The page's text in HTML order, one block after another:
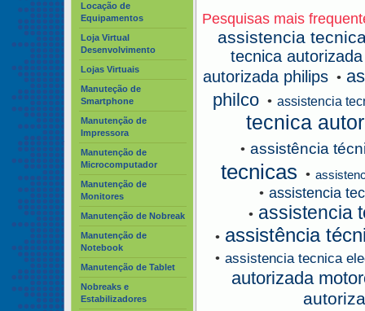
Locação de
Equipamentos
Loja Virtual
Desenvolvimento
Lojas Virtuais
Manuteção de
Smartphone
Manutenção de
Impressora
Manutenção de
Microcomputador
Manutenção de
Monitores
Manutenção de Nobreak
Manutenção de
Notebook
Manutenção de Tablet
Nobreaks e
Estabilizadores
Pesquisas mais
assistencia
tecnica
autorizada philips •
philco • assistencia
tecnica
• assistência
tecnicas •
• assistencia
• assistencia
• assistência
• assistencia tecnica
autorizada